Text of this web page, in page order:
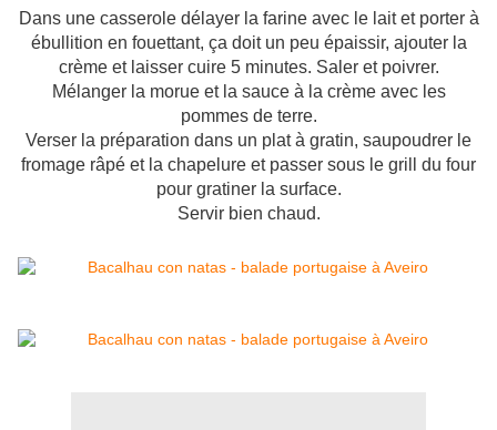
Dans une casserole délayer la farine avec le lait et porter à
ébullition en fouettant, ça doit un peu épaissir, ajouter la
crème et laisser cuire 5 minutes. Saler et poivrer.
Mélanger la morue et la sauce à la crème avec les
pommes de terre.
Verser la préparation dans un plat à gratin, saupoudrer le
fromage râpé et la chapelure et passer sous le grill du four
pour gratiner la surface.
Servir bien chaud.